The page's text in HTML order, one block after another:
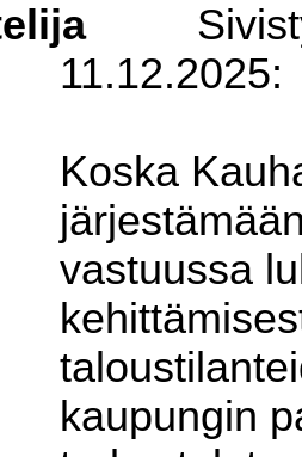
11.12.2025:
Koska
vastuussa
kaupungin